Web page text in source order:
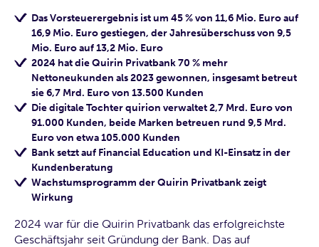
Das Vorsteuerergebnis ist um 45 % von 11,6 Mio. Euro auf
16,9 Mio. Euro gestiegen, der Jahresüberschuss von 9,5
Mio. Euro auf 13,2 Mio. Euro
2024 hat die Quirin Privatbank 70 % mehr
Nettoneukunden als 2023 gewonnen, insgesamt betreut
sie 6,7 Mrd. Euro von 13.500 Kunden
Die digitale Tochter quirion verwaltet 2,7 Mrd. Euro von
91.000 Kunden, beide Marken betreuen rund 9,5 Mrd.
Euro von etwa 105.000 Kunden
Bank setzt auf Financial Education und KI-Einsatz in der
Kundenberatung
Wachstumsprogramm der Quirin Privatbank zeigt
Wirkung
2024 war für die Quirin Privatbank das erfolgreichste
Geschäftsjahr seit Gründung der Bank. Das auf